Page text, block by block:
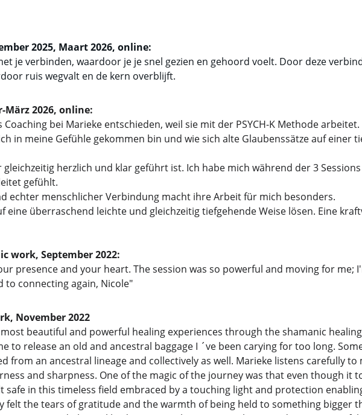
2025, Maart 2026, online:
je verbinden, waardoor je je snel gezien en gehoord voelt. Door deze
ruis wegvalt en de kern overblijft.
2026, online:
bei Marieke entschieden, weil sie mit der PSYCH-K Methode arbeitet.
in meine Gefühle gekommen bin und wie sich alte Glaubenssätze auf einer
herzlich und klar geführt ist. Ich habe mich während der 3
gefühlt.
echter menschlicher Verbindung macht ihre Arbeit für mich besonders.
eine überraschend leichte und gleichzeitig tiefgehende Weise lösen. Eine
work, September 2022:
presence and your heart. The session was so powerful and moving for me;
to connecting again, Nicole"
November 2022
beautiful and powerful healing experiences through the shamanic
to release an old and ancestral baggage I ´ve been carying for too long.
from an ancestral lineage and collectively as well. Marieke listens carefully to
and sharpness. One of the magic of the journey was that even though it
safe in this timeless field embraced by a touching light and protection
felt the tears of gratitude and the warmth of being held to something bigger